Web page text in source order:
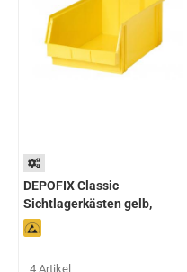
DEPOFIX Classic
Sichtlagerkästen gelb,
ableitfähig - IDP STAT®
4 Artikel